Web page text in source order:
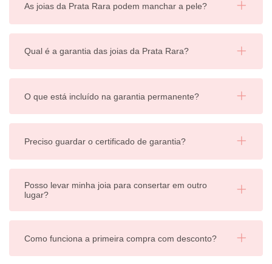
As joias da Prata Rara podem manchar a pele?
Qual é a garantia das joias da Prata Rara?
O que está incluído na garantia permanente?
Preciso guardar o certificado de garantia?
Posso levar minha joia para consertar em outro
lugar?
Como funciona a primeira compra com desconto?